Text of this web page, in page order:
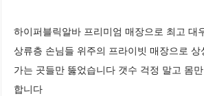
하이퍼블릭알바 프리미엄 매장으로 최고
상류층 손님들 위주의 프라이빗 매장으로
가는 곳들만 뚫었습니다 갯수 걱정 말고 몸
합니다